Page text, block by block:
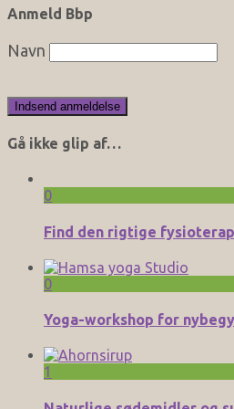
Anmeld Bbp
Navn
Gå ikke glip af…
0
Find den rigtige
0
Yoga-workshop for
1